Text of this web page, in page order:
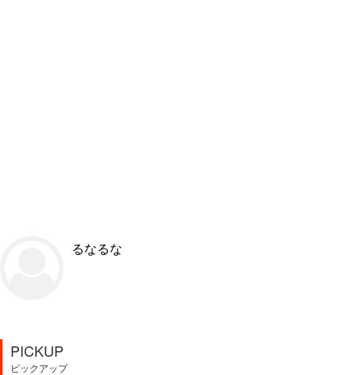
るなるな
PICKUP
ピックアップ